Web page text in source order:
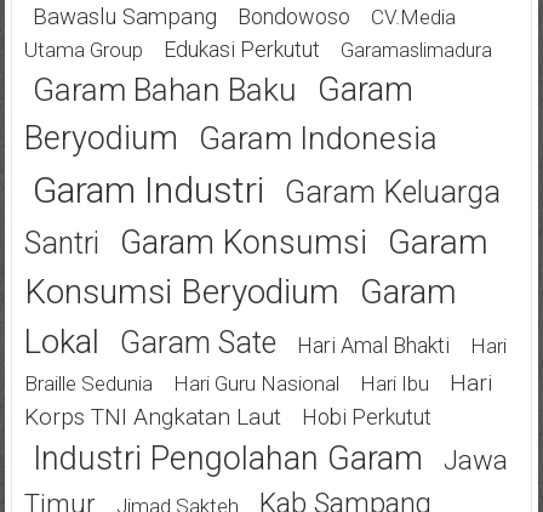
Bawaslu Sampang Bondowoso
CV.Media
Utama Group
Edukasi Perkutut Garamaslimadura
Garam Bahan Baku
Garam
Beryodium
Garam Indonesia
Garam Industri
Garam Keluarga
Santri
Garam Konsumsi
Garam
Konsumsi Beryodium
Garam
Lokal
Garam Sate Hari Amal Bhakti
Hari
Braille Sedunia
Hari Guru Nasional Hari Ibu
Hari
Korps TNI Angkatan Laut
Hobi Perkutut
Industri Pengolahan Garam
Jawa
Timur
Jimad Sakteh Kab Sampang